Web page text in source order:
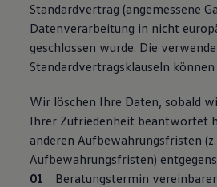
Standardvertrag (angemessene
Datenverarbeitung in nicht
geschlossen wurde. Die
Standardvertragsklauseln
Wir löschen Ihre Daten, sobald
Ihrer Zufriedenheit beantwortet
anderen Aufbewahrungsfristen
Aufbewahrungsfristen)
Beratungstermin